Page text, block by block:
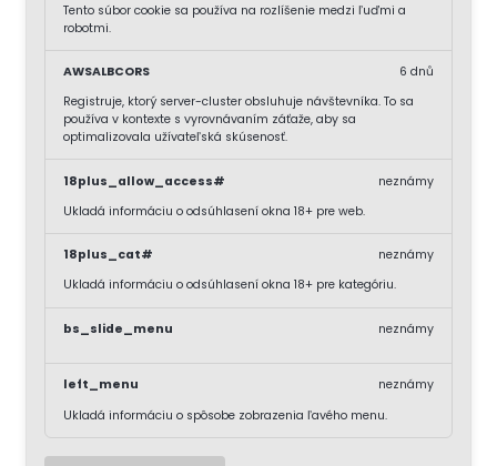
Tento súbor cookie sa používa na rozlíšenie medzi ľuďmi a
robotmi.
AWSALBCORS
Registruje, ktorý server-cluster obsluhuje návštevníka. To sa
používa v kontexte s vyrovnávaním záťaže, aby sa
optimalizovala užívateľská skúsenosť.
6 dnů
18plus_allow_access#
Ukladá informáciu o odsúhlasení okna 18+ pre web.
neznámy
18plus_cat#
Ukladá informáciu o odsúhlasení okna 18+ pre kategóriu.
neznámy
bs_slide_menu neznámy
left_menu
Ukladá informáciu o spôsobe zobrazenia ľavého menu.
neznámy